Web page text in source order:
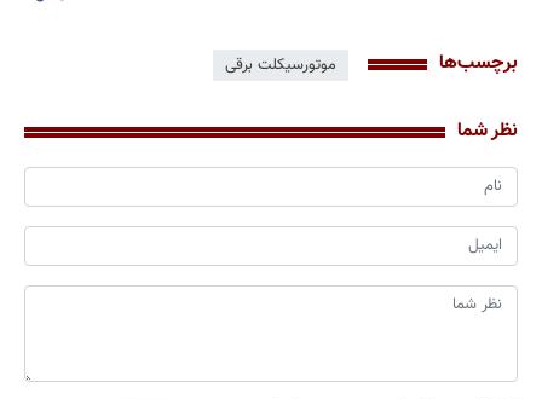
برچسب‌ها موتورسیکلت برقی
نظر شما